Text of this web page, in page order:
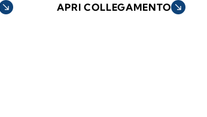
south_east APRI COLLEGAMENTO south_east